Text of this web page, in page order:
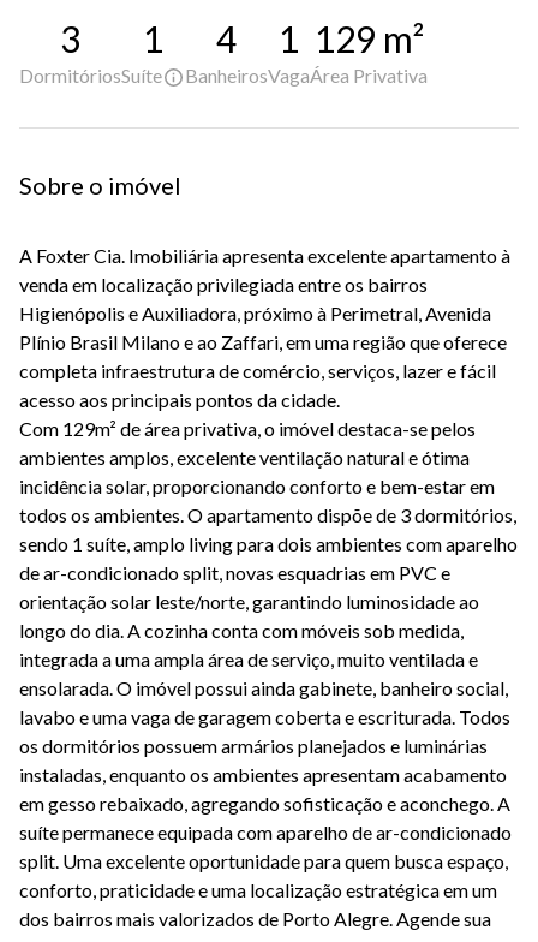
3
Dormitórios
1
Suíte
4
Banheiros
1
Vaga
129 m²
Área Privativa
Sobre o imóvel
A Foxter Cia. Imobiliária apresenta excelente apartamento à
venda em localização privilegiada entre os bairros
Higienópolis e Auxiliadora, próximo à Perimetral, Avenida
Plínio Brasil Milano e ao Zaffari, em uma região que oferece
completa infraestrutura de comércio, serviços, lazer e fácil
acesso aos principais pontos da cidade.
Com 129m² de área privativa, o imóvel destaca-se pelos
ambientes amplos, excelente ventilação natural e ótima
incidência solar, proporcionando conforto e bem-estar em
todos os ambientes. O apartamento dispõe de 3 dormitórios,
sendo 1 suíte, amplo living para dois ambientes com aparelho
de ar-condicionado split, novas esquadrias em PVC e
orientação solar leste/norte, garantindo luminosidade ao
longo do dia. A cozinha conta com móveis sob medida,
integrada a uma ampla área de serviço, muito ventilada e
ensolarada. O imóvel possui ainda gabinete, banheiro social,
lavabo e uma vaga de garagem coberta e escriturada. Todos
os dormitórios possuem armários planejados e luminárias
instaladas, enquanto os ambientes apresentam acabamento
em gesso rebaixado, agregando sofisticação e aconchego. A
suíte permanece equipada com aparelho de ar-condicionado
split. Uma excelente oportunidade para quem busca espaço,
conforto, praticidade e uma localização estratégica em um
dos bairros mais valorizados de Porto Alegre. Agende sua